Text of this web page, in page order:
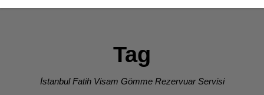
Tag
İstanbul Fatih Visam Gömme Rezervuar Servisi